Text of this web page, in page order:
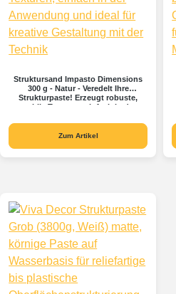
Struktursand Impasto Dimensions
300 g - Natur - Veredelt Ihre
Strukturpaste! Erzeugt robuste,
stabile Texturen, einfach in der
Gestaltung mit der Technik
Zum Artikel